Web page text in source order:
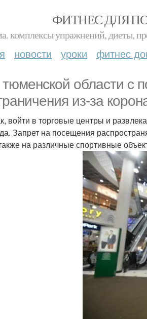
ФИТНЕС ДЛЯ
комплексы упражнений, диеты,
новости уроки фитнес
области с
из-за
войти в торговые центры и
Запрет на посещения
на различные спортивные